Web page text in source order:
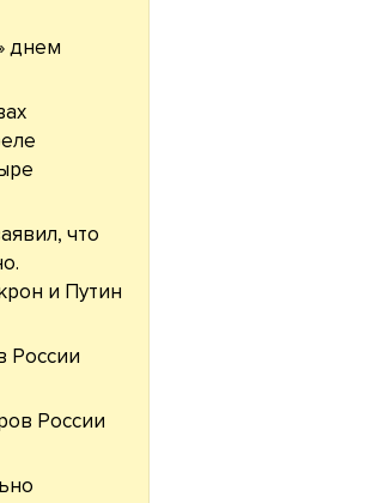
днем
что
и Путин
России
России